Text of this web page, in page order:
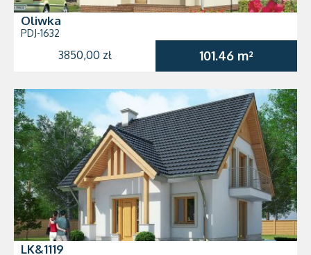
Oliwka
PDJ-1632
3850,00 zł 101.46 m²
LK&1119